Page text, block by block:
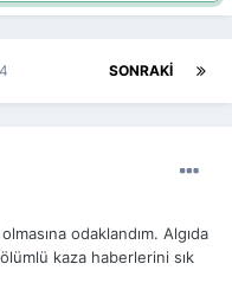
SONRAKI
odaklandım. Algıda
kaza haberlerini sık